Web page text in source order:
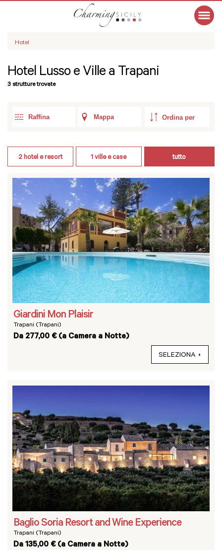
Hotel
Hotel Lusso e Ville a Trapani
3 strutture trovate
Raffina Mappa
2hotel e resort 1 ville e case tutto
Giardini Mon Plaisir
Trapani (Trapani)
Da 277,00 € (a Camera a Notte)
SELEZIONA
Baglio Soria Resort and Wine Experience
Trapani (Trapani)
Da 135,00 € (a Camera a Notte)